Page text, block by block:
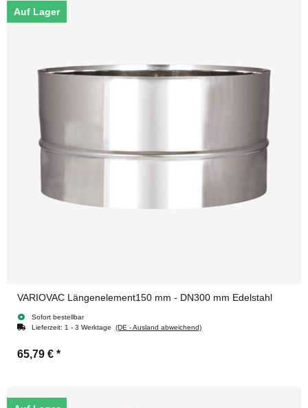
Auf Lager
VARIOVAC Längenelement150 mm - DN300 mm Edelstahl
Sofort bestellbar
Lieferzeit: 1 - 3 Werktage (DE - Ausland abweichend)
65,79 € *